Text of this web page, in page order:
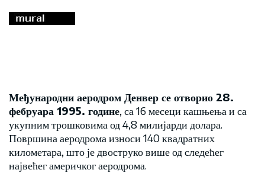
Међународни аеродром Денвер се отворио 28.
фебруара 1995. године, са 16 месеци кашњења и са
укупним трошковима од 4,8 милијарди долара.
Површина аеродрома износи 140 квадратних
километара, што је двоструко више од следећег
највећег америчког аеродрома.